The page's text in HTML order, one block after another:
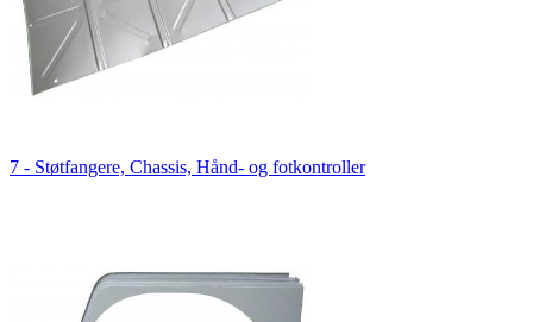
7 - Støtfangere, Chassis, Hånd- og fotkontroller